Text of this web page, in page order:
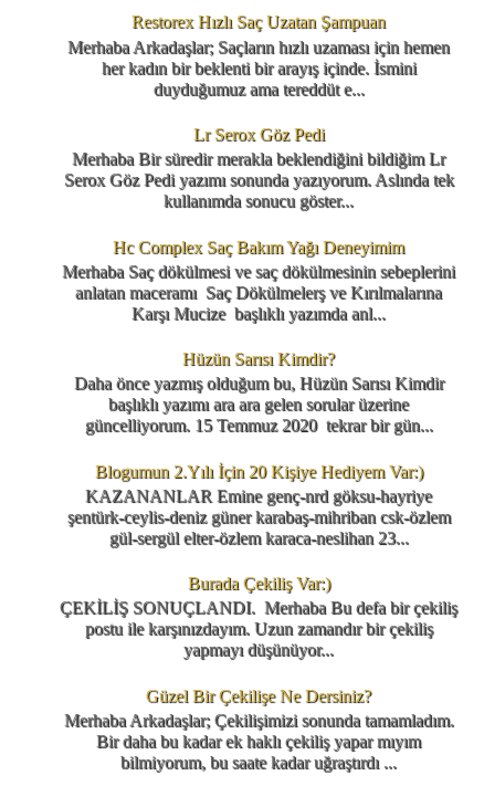
Restorex Hızlı Saç Uzatan Şampuan
Merhaba Arkadaşlar; Saçların hızlı uzaması için hemen
her kadın bir beklenti bir arayış içinde. İsmini
duyduğumuz ama tereddüt e...
Lr Serox Göz Pedi
Merhaba Bir süredir merakla beklendiğini bildiğim Lr
Serox Göz Pedi yazımı sonunda yazıyorum. Aslında tek
kullanımda sonucu göster...
Hc Complex Saç Bakım Yağı Deneyimim
Merhaba Saç dökülmesi ve saç dökülmesinin sebeplerini
anlatan maceramı Saç Dökülmelerş ve Kırılmalarına
Karşı Mucize başlıklı yazımda anl...
Hüzün Sarısı Kimdir?
Daha önce yazmış olduğum bu, Hüzün Sarısı Kimdir
başlıklı yazımı ara ara gelen sorular üzerine
güncelliyorum. 15 Temmuz 2020 tekrar bir gün...
Blogumun 2.Yılı İçin 20 Kişiye Hediyem Var:)
KAZANANLAR Emine genç-nrd göksu-hayriye
şentürk-ceylis-deniz güner karabaş-mihriban csk-özlem
gül-sergül elter-özlem karaca-neslihan 23...
Burada Çekiliş Var:)
ÇEKİLİŞ SONUÇLANDI. Merhaba Bu defa bir çekiliş
postu ile karşınızdayım. Uzun zamandır bir çekiliş
yapmayı düşünüyor...
Güzel Bir Çekilişe Ne Dersiniz?
Merhaba Arkadaşlar; Çekilişimizi sonunda tamamladım.
Bir daha bu kadar ek haklı çekiliş yapar mıyım
bilmiyorum, bu saate kadar uğraştırdı ...